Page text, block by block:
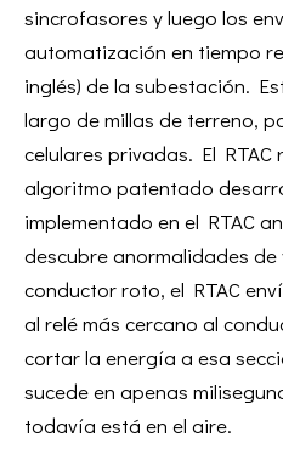
sincrofasores y luego los
automatización en tiempo
inglés) de la subestación.
largo de millas de terreno,
celulares privadas. El RTAC
algoritmo patentado
implementado en el RTAC
descubre anormalidades
conductor roto, el RTAC
al relé más cercano al
cortar la energía a esa
sucede en apenas
todavía está en el aire.